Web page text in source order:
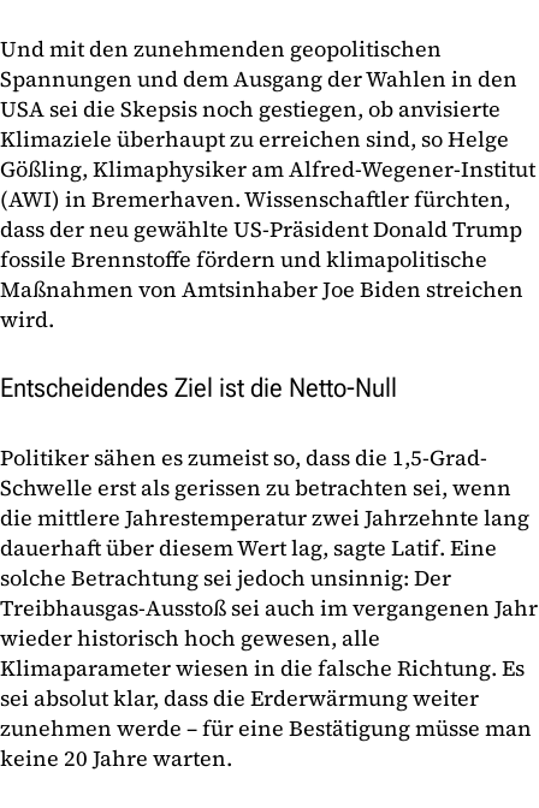
Und mit den zunehmenden geopolitischen
Spannungen und dem Ausgang der Wahlen in den
USA sei die Skepsis noch gestiegen, ob anvisierte
Klimaziele überhaupt zu erreichen sind, so Helge
Gößling, Klimaphysiker am Alfred-Wegener-Institut
(AWI) in Bremerhaven. Wissenschaftler fürchten,
dass der neu gewählte US-Präsident Donald Trump
fossile Brennstoffe fördern und klimapolitische
Maßnahmen von Amtsinhaber Joe Biden streichen
wird.
Entscheidendes Ziel ist die Netto-Null
Politiker sähen es zumeist so, dass die 1,5-Grad-
Schwelle erst als gerissen zu betrachten sei, wenn
die mittlere Jahrestemperatur zwei Jahrzehnte lang
dauerhaft über diesem Wert lag, sagte Latif. Eine
solche Betrachtung sei jedoch unsinnig: Der
Treibhausgas-Ausstoß sei auch im vergangenen Jahr
wieder historisch hoch gewesen, alle
Klimaparameter wiesen in die falsche Richtung. Es
sei absolut klar, dass die Erderwärmung weiter
zunehmen werde – für eine Bestätigung müsse man
keine 20 Jahre warten.